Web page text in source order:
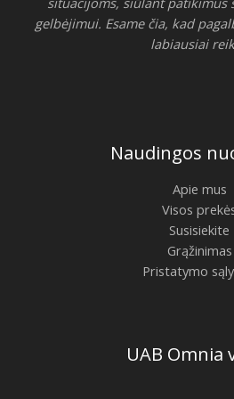
gelbėjimui. Esame čia, kad
labiausiai
Naudingos
Apie mus
Visos
Susisiekite
Grąžinimas
Pristatymo
UAB Omnia